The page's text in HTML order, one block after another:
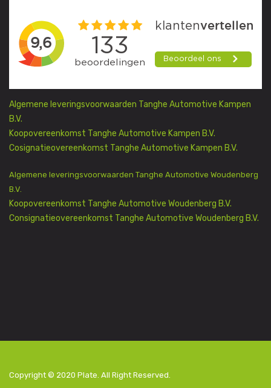
Algemene leveringsvoorwaarden Tanghe Automotive Kampen
B.V.
Koopovereenkomst Tanghe Automotive Kampen B.V.
Cosignatieovereenkomst Tanghe Automotive Kampen B.V.
Algemene leveringsvoorwaarden Tanghe Automotive Woudenberg
B.V.
Koopovereenkomst Tanghe Automotive Woudenberg B.V.
Consignatieovereenkomst Tanghe Automotive Woudenberg B.V.
Copyright © 2020 Plate. All Right Reserved.